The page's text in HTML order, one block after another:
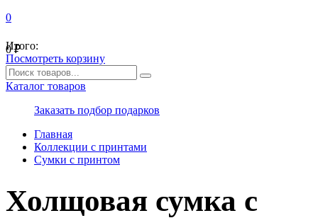
0
0₽
Итого:
Посмотреть корзину
Каталог товаров
Заказать подбор подарков
Главная
Коллекции с принтами
Сумки с принтом
Холщовая сумка с